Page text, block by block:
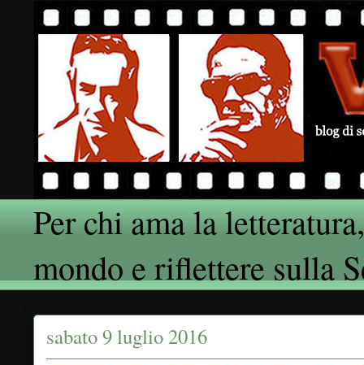
Per chi ama la
mondo e riflettere sulla
sabato 9 luglio 2016